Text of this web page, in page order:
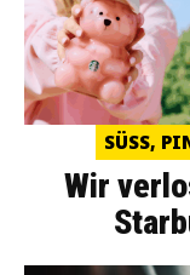
SÜSS,
Wir